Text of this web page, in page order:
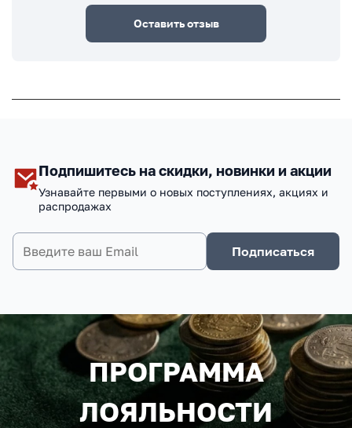
Оставить отзыв
Подпишитесь на скидки, новинки и акции
Узнавайте первыми о новых поступлениях, акциях и
распродажах
Подписаться
ПРОГРАММА
ЛОЯЛЬНОСТИ